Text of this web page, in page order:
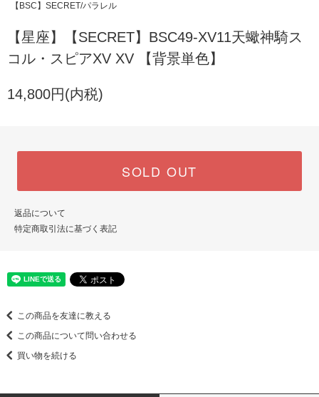
【BSC】SECRET/パラレル
【星座】【SECRET】BSC49-XV11天蠍神騎ス
コル・スピアXV XV 【背景単色】
14,800円(内税)
SOLD OUT
返品について
特定商取引法に基づく表記
この商品を友達に教える
この商品について問い合わせる
買い物を続ける